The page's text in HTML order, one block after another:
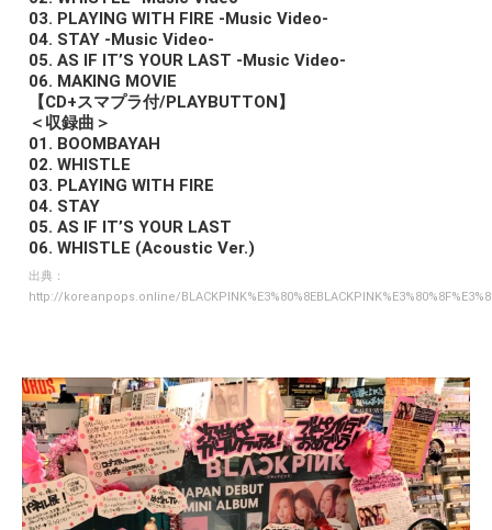
03. PLAYING WITH FIRE -Music Video-
04. STAY -Music Video-
05. AS IF IT’S YOUR LAST -Music Video-
06. MAKING MOVIE
【CD+スマプラ付/PLAYBUTTON】
＜収録曲＞
01. BOOMBAYAH
02. WHISTLE
03. PLAYING WITH FIRE
04. STAY
05. AS IF IT’S YOUR LAST
06. WHISTLE (Acoustic Ver.)
出典：
http://koreanpops.online/